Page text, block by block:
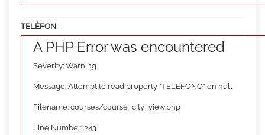
TELÈFON:
A PHP Error was encountered
Severity: Warning
Message: Attempt to read property "TELEFONO" on null
Filename: courses/course_city_view.php
Line Number: 243